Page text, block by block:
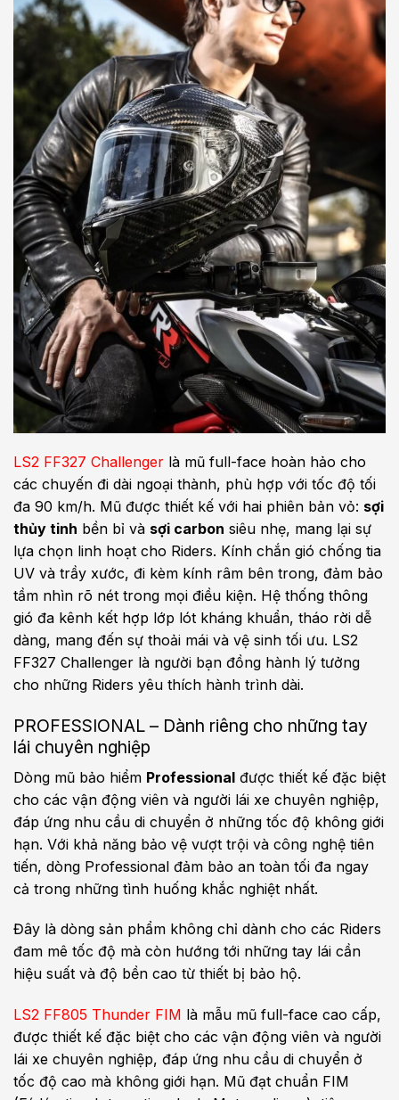
LS2 FF327 Challenger là mũ full-face hoàn hảo cho
các chuyến đi dài ngoại thành, phù hợp với tốc độ tối
đa 90 km/h. Mũ được thiết kế với hai phiên bản vỏ: sợi
thủy tinh bền bỉ và sợi carbon siêu nhẹ, mang lại sự
lựa chọn linh hoạt cho Riders. Kính chắn gió chống tia
UV và trầy xước, đi kèm kính râm bên trong, đảm bảo
tầm nhìn rõ nét trong mọi điều kiện. Hệ thống thông
gió đa kênh kết hợp lớp lót kháng khuẩn, tháo rời dễ
dàng, mang đến sự thoải mái và vệ sinh tối ưu. LS2
FF327 Challenger là người bạn đồng hành lý tưởng
cho những Riders yêu thích hành trình dài.
PROFESSIONAL – Dành riêng cho những tay
lái chuyên nghiệp
Dòng mũ bảo hiểm Professional được thiết kế đặc biệt
cho các vận động viên và người lái xe chuyên nghiệp,
đáp ứng nhu cầu di chuyển ở những tốc độ không giới
hạn. Với khả năng bảo vệ vượt trội và công nghệ tiên
tiến, dòng Professional đảm bảo an toàn tối đa ngay
cả trong những tình huống khắc nghiệt nhất.
Đây là dòng sản phẩm không chỉ dành cho các Riders
đam mê tốc độ mà còn hướng tới những tay lái cần
hiệu suất và độ bền cao từ thiết bị bảo hộ.
LS2 FF805 Thunder FIM là mẫu mũ full-face cao cấp,
được thiết kế đặc biệt cho các vận động viên và người
lái xe chuyên nghiệp, đáp ứng nhu cầu di chuyển ở
tốc độ cao mà không giới hạn. Mũ đạt chuẩn FIM